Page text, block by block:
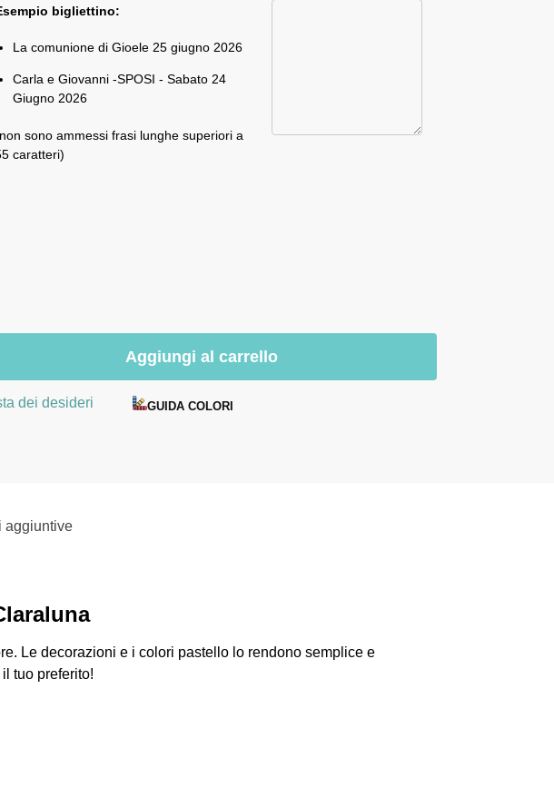
bigliettino:
La comunione di Gioele 25 giugno 2026
Carla e Giovanni -SPOSI - Sabato 24
Giugno 2026
sono ammessi frasi lunghe superiori a
caratteri)
Aggiungi al carrello
dei desideri GUIDA COLORI
aggiuntive
Le decorazioni e i colori pastello lo rendono semplice e
tuo preferito!